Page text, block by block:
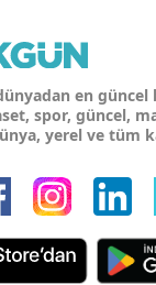
en güncel
spor, güncel,
yerel ve tüm